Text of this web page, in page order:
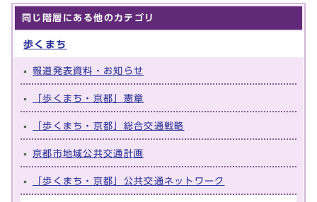
同じ階層にある他のカテゴリ
歩くまち
報道発表資料・お知らせ
「歩くまち・京都」憲章
「歩くまち・京都」総合交通戦略
京都市地域公共交通計画
「歩くまち・京都」公共交通ネットワーク